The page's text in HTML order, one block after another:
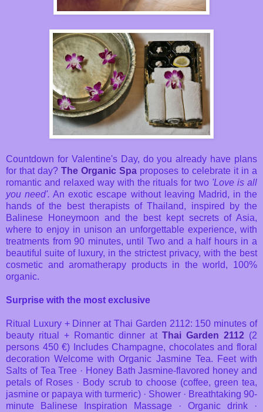
Countdown for Valentine's Day, do you already have plans
for that day? The Organic Spa proposes to celebrate it in a
romantic and relaxed way with the rituals for two 'Love is all
you need'. An exotic escape without leaving Madrid, in the
hands of the best therapists of Thailand, inspired by the
Balinese Honeymoon and the best kept secrets of Asia,
where to enjoy in unison an unforgettable experience, with
treatments from 90 minutes, until Two and a half hours in a
beautiful suite of luxury, in the strictest privacy, with the best
cosmetic and aromatherapy products in the world, 100%
organic.
Surprise with the most exclusive
Ritual Luxury + Dinner at Thai Garden 2112: 150 minutes of
beauty ritual + Romantic dinner at Thai Garden 2112 (2
persons 450 €) Includes Champagne, chocolates and floral
decoration Welcome with Organic Jasmine Tea. Feet with
Salts of Tea Tree · Honey Bath Jasmine-flavored honey and
petals of Roses · Body scrub to choose (coffee, green tea,
jasmine or papaya with turmeric) · Shower · Breathtaking 90-
minute Balinese Inspiration Massage · Organic drink ·